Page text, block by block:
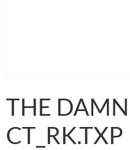
THE
CT_RK.TXP